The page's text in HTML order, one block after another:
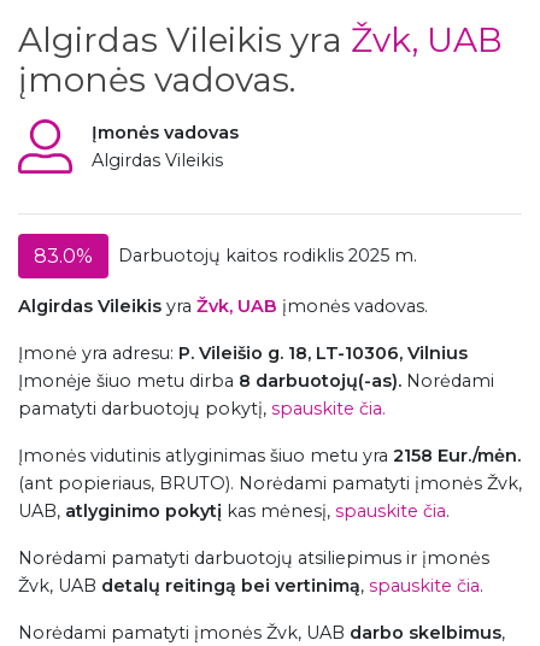
Algirdas Vileikis yra Žvk, UAB
įmonės vadovas.
Įmonės vadovas
Algirdas Vileikis
83.0% Darbuotojų kaitos rodiklis 2025 m.
Algirdas Vileikis yra Žvk, UAB įmonės vadovas.
Įmonė yra adresu: P. Vileišio g. 18, LT-10306, Vilnius
Įmonėje šiuo metu dirba 8 darbuotojų(-as). Norėdami
pamatyti darbuotojų pokytį, spauskite čia.
Įmonės vidutinis atlyginimas šiuo metu yra 2158 Eur./mėn.
(ant popieriaus, BRUTO). Norėdami pamatyti įmonės Žvk,
UAB, atlyginimo pokytį kas mėnesį, spauskite čia.
Norėdami pamatyti darbuotojų atsiliepimus ir įmonės
Žvk, UAB detalų reitingą bei vertinimą, spauskite čia.
Norėdami pamatyti įmonės Žvk, UAB darbo skelbimus,